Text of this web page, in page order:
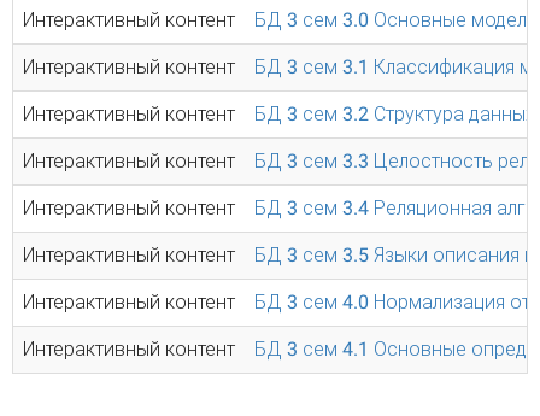
Интерактивный контент БД 3 сем 3.0 Основные
Интерактивный контент БД 3 сем 3.1 Классификация
Интерактивный контент БД 3 сем 3.2 Структура данных
Интерактивный контент БД 3 сем 3.3 Целостность
Интерактивный контент БД 3 сем 3.4 Реляционная
Интерактивный контент БД 3 сем 3.5 Языки описания
Интерактивный контент БД 3 сем 4.0 Нормализация
Интерактивный контент БД 3 сем 4.1 Основные